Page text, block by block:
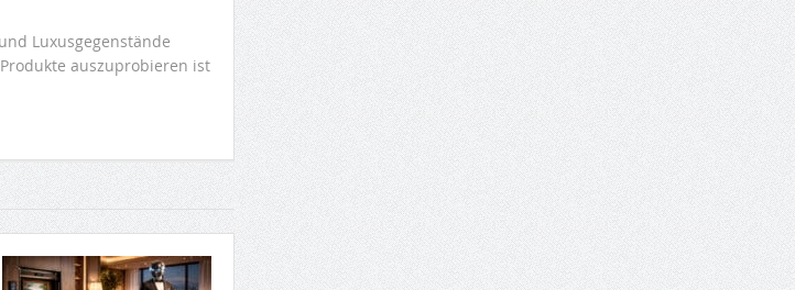
Luxusgegenstände
auszuprobieren ist